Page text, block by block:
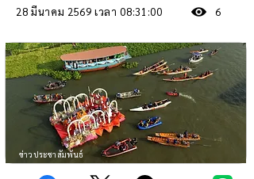
28 มีนาคม 2569 เวลา 08:31:00 6
ข่าวประชาสัมพันธ์